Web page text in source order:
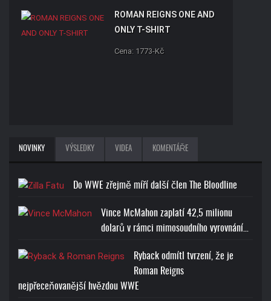
ROMAN REIGNS ONE AND
ONLY T-SHIRT
Cena: 1773-Kč
BROCK LESNAR BEAST T-
RANDY ORTON RKO SKULL
T-SHIRT
NOVINKY VÝSLEDKY VIDEA KOMENTÁŘE
Do WWE zřejmě míří další člen The Bloodline
Vince McMahon zaplatí 42,5 milionu
dolarů v rámci mimosoudního vyrovnání…
Ryback odmítl tvrzení, že je
Roman Reigns
nejpřeceňovanější hvězdou WWE